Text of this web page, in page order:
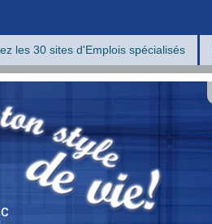
les 30 sites d'Emplois spécialisés